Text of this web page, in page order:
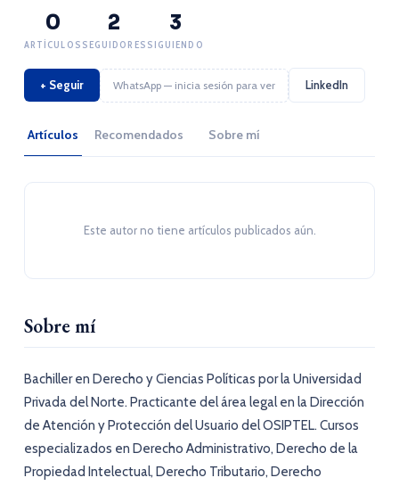
0
ARTÍCULOS
2
SEGUIDORES
3
SIGUIENDO
+ Seguir WhatsApp — inicia sesión para ver LinkedIn
Artículos Recomendados Sobre mí
Este autor no tiene artículos publicados aún.
Sobre mí
Bachiller en Derecho y Ciencias Políticas por la Universidad
Privada del Norte. Practicante del área legal en la Dirección
de Atención y Protección del Usuario del OSIPTEL. Cursos
especializados en Derecho Administrativo, Derecho de la
Propiedad Intelectual, Derecho Tributario, Derecho